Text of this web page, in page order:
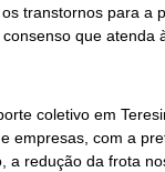
transtornos para a
que atenda
coletivo em
empresas, com a
a redução da frota